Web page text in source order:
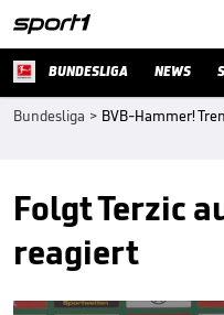
BUNDESLIGA NEWS
Bundesliga > BVB-Hammer!
Folgt Terzic
reagiert